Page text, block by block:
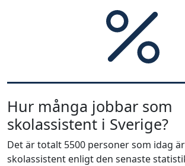
Hur många jobbar som
skolassistent i Sverige?
Det är totalt 5500 personer som idag
skolassistent enligt den senaste